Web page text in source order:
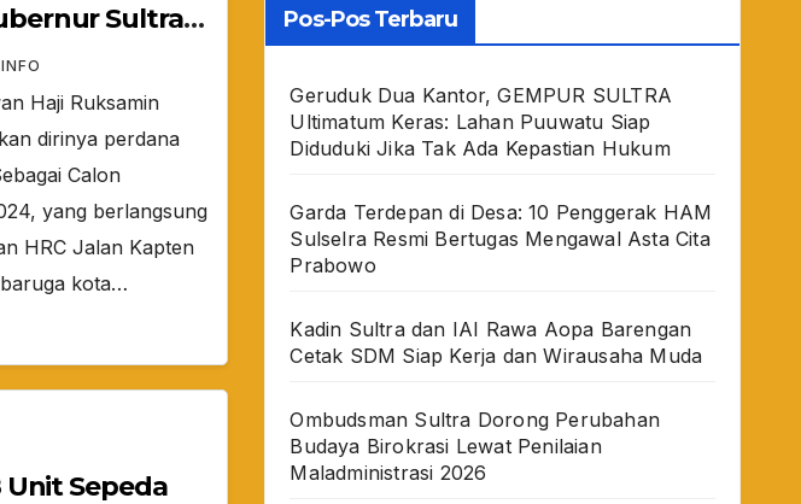
Sultra
Haji Ruksamin
dirinya perdana
Calon
yang berlangsung
HRC Jalan Kapten
kota…
Unit Sepeda
Pos-Pos Terbaru
Geruduk Dua Kantor, GEMPUR SULTRA
Ultimatum Keras: Lahan Puuwatu Siap
Diduduki Jika Tak Ada Kepastian Hukum
Garda Terdepan di Desa: 10 Penggerak HAM
Sulselra Resmi Bertugas Mengawal Asta Cita
Prabowo
Kadin Sultra dan IAI Rawa Aopa Barengan
Cetak SDM Siap Kerja dan Wirausaha Muda
Ombudsman Sultra Dorong Perubahan
Budaya Birokrasi Lewat Penilaian
Maladministrasi 2026